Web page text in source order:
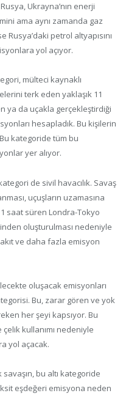
Ukrayna’nın enerji
ama aynı zamanda gaz
petrol altyapısını
yol açıyor.
mülteci kaynaklı
terk eden yaklaşık 11
ya da uçakla gerçekleştirdiği
hesapladık. Bu kişilerin
kategoride tüm bu
yer alıyor.
de sivil havacılık. Savaş
uçuşların uzamasına
saat süren Londra-Tokyo
oluşturulması nedeniyle
ve daha fazla emisyon
oluşacak emisyonları
Bu, zarar gören ve yok
her şeyi kapsıyor. Bu
kullanımı nedeniyle
yol açacak.
savaşın, bu altı kategoride
eşdeğeri emisyona neden